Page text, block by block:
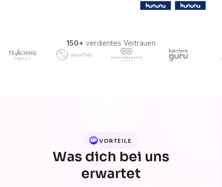
150+ verdientes Vertrauen
VORTEILE
Was dich bei uns
erwartet